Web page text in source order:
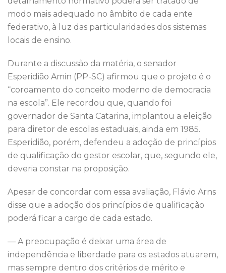
modo mais adequado no âmbito de cada ente
federativo, à luz das particularidades dos sistemas
locais de ensino.
Durante a discussão da matéria, o senador
Esperidião Amin (PP-SC) afirmou que o projeto é o
“coroamento do conceito moderno de democracia
na escola”. Ele recordou que, quando foi
governador de Santa Catarina, implantou a eleição
para diretor de escolas estaduais, ainda em 1985.
Esperidião, porém, defendeu a adoção de princípios
de qualificação do gestor escolar, que, segundo ele,
deveria constar na proposição.
Apesar de concordar com essa avaliação, Flávio Arns
disse que a adoção dos princípios de qualificação
poderá ficar a cargo de cada estado.
— A preocupação é deixar uma área de
independência e liberdade para os estados atuarem,
mas sempre dentro dos critérios de mérito e